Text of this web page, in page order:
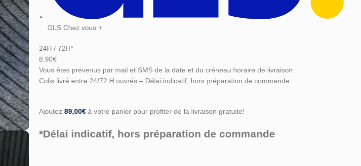
GLS Chez vous +
24H / 72H*
8.90€
Vous êtes prévenus par mail et SMS de la date et du créneau horaire de livraison.
Colis livré entre 24/72 H ouvrés – Délai indicatif, hors préparation de commande
Ajoutez 89,00€ à votre panier pour profiter de la livraison gratuite!
*Délai indicatif, hors préparation de commande